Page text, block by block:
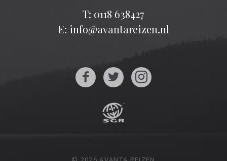
T: 0118 638427
E: info@avantareizen.nl